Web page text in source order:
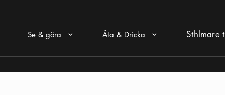
Se & göra Äta & Dricka Sthlmare